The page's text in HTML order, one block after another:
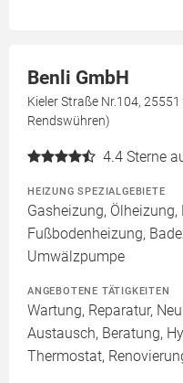
Benli GmbH
Kieler Straße Nr.104,
Rendswühren)
4.4 Sterne
HEIZUNG SPEZIALGEBIETE
Gasheizung,
Fußbodenheizung,
Umwälzpumpe
ANGEBOTENE TÄTIGKEITEN
Wartung, Reparatur,
Austausch, Beratung,
Thermostat,